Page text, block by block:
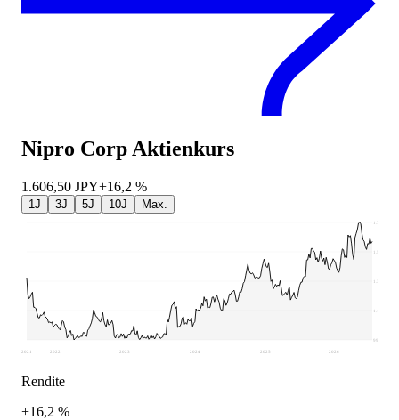
Nipro Corp Aktienkurs
1.606,50 JPY+16,2 %
1J 3J 5J 10J Max.
998
1.180
1.361
1.543
1.724
2021 2022 2023 2024 2025 2026
Rendite
+16,2 %